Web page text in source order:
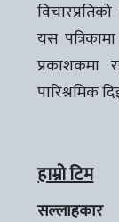
यस
प्रकाशकमा
पारिश्रमिक
हाम्रो टिम
सल्लाहकार